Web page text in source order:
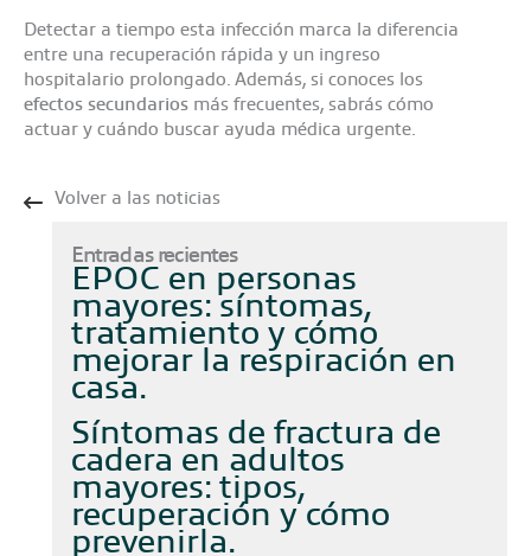
Detectar a tiempo esta infección marca la diferencia
entre una recuperación rápida y un ingreso
hospitalario prolongado. Además, si conoces los
efectos secundarios más frecuentes, sabrás cómo
actuar y cuándo buscar ayuda médica urgente.
Volver a las noticias
Entradas recientes
EPOC en personas
mayores: síntomas,
tratamiento y cómo
mejorar la respiración en
casa
Síntomas de fractura de
cadera en adultos
mayores: tipos,
recuperación y cómo
prevenirla